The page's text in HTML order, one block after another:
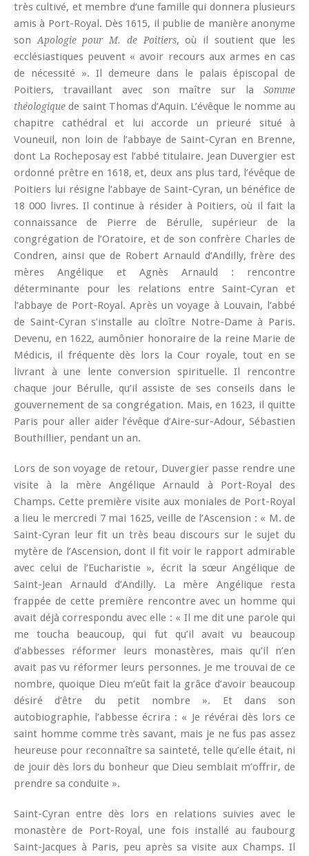
très cultivé, et membre d’une famille qui donnera plusieurs
amis à Port-Royal. Dès 1615, il publie de manière anonyme
sonApologie pour M. de Poitiers, où il soutient que les
ecclésiastiques peuvent « avoir recours aux armes en cas
de nécessité ». Il demeure dans le palais épiscopal de
Poitiers, travaillant avec son maître sur la Somme
théologique de saint Thomas d’Aquin. L’évêque le nomme au
chapitre cathédral et lui accorde un prieuré situé à
Vouneuil, non loin de l’abbaye de Saint-Cyran en Brenne,
dont La Rocheposay est l’abbé titulaire. Jean Duvergier est
ordonné prêtre en 1618, et, deux ans plus tard, l’évêque de
Poitiers lui résigne l’abbaye de Saint-Cyran, un bénéfice de
18 000 livres. Il continue à résider à Poitiers, où il fait la
connaissance de Pierre de Bérulle, supérieur de la
congrégation de l’Oratoire, et de son confrère Charles de
Condren, ainsi que de Robert Arnauld d’Andilly, frère des
mères Angélique et Agnès Arnauld : rencontre
déterminante pour les relations entre Saint-Cyran et
l’abbaye de Port-Royal. Après un voyage à Louvain, l’abbé
de Saint-Cyran s’installe au cloître Notre-Dame à Paris.
Devenu, en 1622, aumônier honoraire de la reine Marie de
Médicis, il fréquente dès lors la Cour royale, tout en se
livrant à une lente conversion spirituelle. Il rencontre
chaque jour Bérulle, qu’il assiste de ses conseils dans le
gouvernement de sa congrégation. Mais, en 1623, il quitte
Paris pour aller aider l’évêque d’Aire-sur-Adour, Sébastien
Bouthillier, pendant un an.
Lors de son voyage de retour, Duvergier passe rendre une
visite à la mère Angélique Arnauld à Port-Royal des
Champs. Cette première visite aux moniales de Port-Royal
a lieu le mercredi 7 mai 1625, veille de l’Ascension : « M. de
Saint-Cyran leur fit un très beau discours sur le sujet du
mytère de l’Ascension, dont il fit voir le rapport admirable
avec celui de l’Eucharistie », écrit la sœur Angélique de
Saint-Jean Arnauld d’Andilly. La mère Angélique resta
frappée de cette première rencontre avec un homme qui
avait déjà correspondu avec elle : « Il me dit une parole qui
me toucha beaucoup, qui fut qu’il avait vu beaucoup
d’abbesses réformer leurs monastères, mais qu’il n’en
avait pas vu réformer leurs personnes. Je me trouvai de ce
nombre, quoique Dieu m’eût fait la grâce d’avoir beaucoup
désiré d’être du petit nombre ». Et dans son
autobiographie, l’abbesse écrira : « Je révérai dès lors ce
saint homme comme très savant, mais je ne fus pas assez
heureuse pour reconnaître sa sainteté, telle qu’elle était, ni
de jouir dès lors du bonheur que Dieu semblait m’offrir, de
prendre sa conduite ».
Saint-Cyran entre dès lors en relations suivies avec le
monastère de Port-Royal, une fois installé au faubourg
Saint-Jacques à Paris, peu après sa visite aux Champs. Il